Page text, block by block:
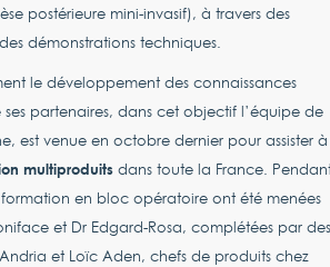
postérieure mini-invasif), à travers des
démonstrations techniques.
le développement des connaissances
partenaires, dans cet objectif l’équipe de
est venue en octobre dernier pour assister à
multiproduitsdans toute la France.
formation en bloc opératoire ont été menées
et Dr Edgard-Rosa, complétées par des
et Loïc Aden, chefs de produits chez